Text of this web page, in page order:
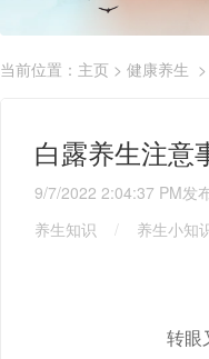
当前位置： 主页 > 健康养生 >
白露养生注意
9/7/2022 2:04:37 PM发
养生知识
/ 养生小知
转眼